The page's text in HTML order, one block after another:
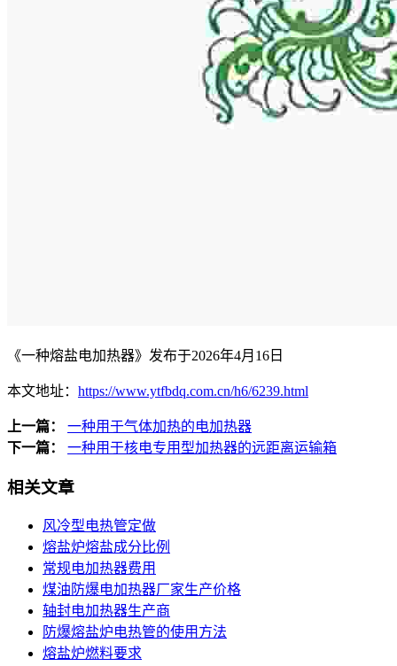
《一种熔盐电加热器》发布于2026年4月16日
本文地址： https://www.ytfbdq.com.cn/h6/6239.html
上一篇：
一种用于气体加热的电加热器
下一篇：
一种用于核电专用型加热器的远距离运输箱
相关文章
风冷型电热管定做
熔盐炉熔盐成分比例
常规电加热器费用
煤油防爆电加热器厂家生产价格
轴封电加热器生产商
防爆熔盐炉电热管的使用方法
熔盐炉燃料要求